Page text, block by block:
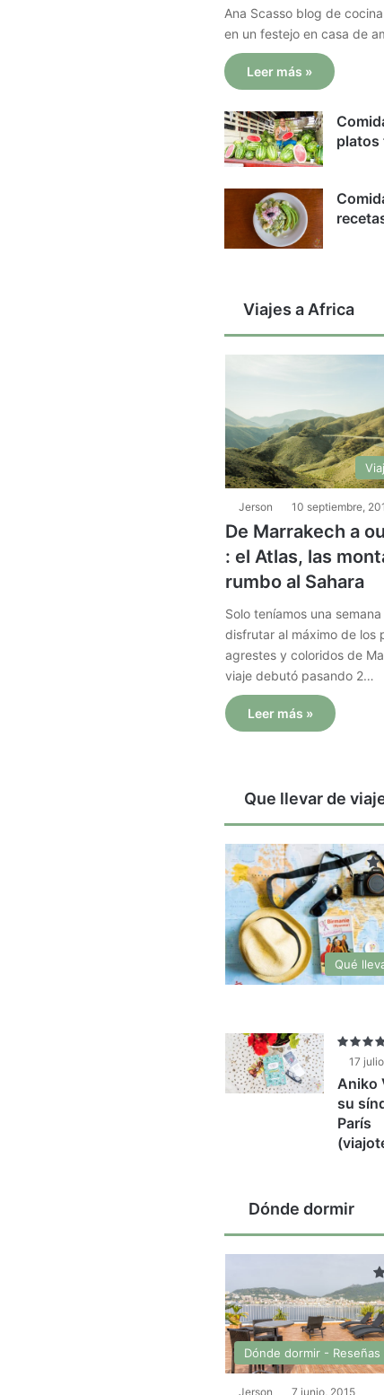
Ana Scasso blog de
en un festejo en casa de
Leer más »
platos
Viajes a Africa
Jerson 10 septiembre,
De Marrakech a
: el Atlas, las
rumbo al Sahara
Solo teníamos una
disfrutar al máximo de los
agrestes y coloridos de
viaje debutó pasando 2…
Leer más »
Que llevar de
Qué
17
Aniko
su
París
Dónde dormir
Dónde dormir -
Jerson 7 junio, 2015